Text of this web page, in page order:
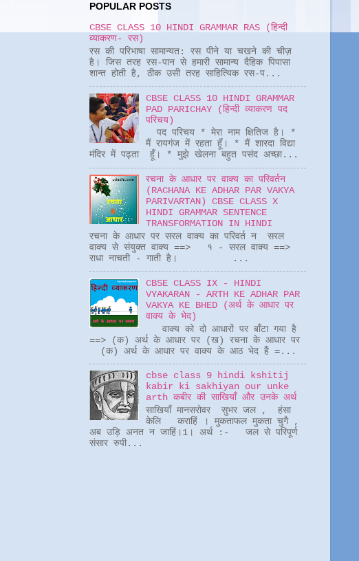
POPULAR POSTS
CBSE CLASS 10 HINDI GRAMMAR RAS (हिन्दी
व्याकरण- रस)
रस की परिभाषा सामान्यत: रस पीने या चखने की चीज़
है। जिस तरह रस-पान से हमारी सामान्य दैहिक पिपासा
शान्त होती है, ठीक उसी तरह साहित्यिक रस-प...
CBSE CLASS 10 HINDI GRAMMAR
PAD PARICHAY (हिन्दी व्याकरण पद
परिचय)
पद परिचय * मेरा नाम क्षितिज है। *
मैं रायगंज में रहता हूँ। * मैं शारदा विद्या
मंदिर में पढ़ता हूँ। * मुझे खेलना बहुत पसंद अच्छा...
रचना के आधार पर वाक्य का परिवर्तन
(RACHANA KE ADHAR PAR VAKYA
PARIVARTAN) CBSE CLASS X
HINDI GRAMMAR SENTENCE
TRANSFORMATION IN HINDI
रचना के आधार पर सरल वाक्य का परिवर्त न सरल
वाक्य से संयुक्त वाक्य ==> १ - सरल वाक्य ==>
राधा नाचती - गाती है। ...
CBSE CLASS IX - HINDI
VYAKARAN - ARTH KE ADHAR PAR
VAKYA KE BHED (अर्थ के आधार पर
वाक्य के भेद)
वाक्य को दो आधारों पर बाँटा गया है
==> (क) अर्थ के आधार पर (ख) रचना के आधार पर
(क) अर्थ के आधार पर वाक्य के आठ भेद हैं =...
cbse class 9 hindi kshitij
kabir ki sakhiyan our unke
arth कबीर की साखियाँ और उनके अर्थ
साखियाँ मानसरोवर सुभर जल , हंसा
केलि कराहिं । मुकताफल मुकता चुगै ,
अब उड़ि अनत न जाहिं।1। अर्थ :- जल से परिपूर्ण
संसार रुपी...